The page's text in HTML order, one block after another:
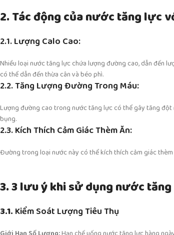
2. Tác động của nước tăng lực
2.1. Lượng Calo Cao:
Nhiều loại nước tăng lực chứa lượng đường cao, dẫn đến
có thể dẫn đến thừa cân và béo phì.
2.2. Tăng Lượng Đường Trong Máu:
Lượng đường cao trong nước tăng lực có thể gây tăng
bụng.
2.3. Kích Thích Cảm Giác Thèm Ăn:
Đường trong loại nước này có thể kích thích cảm giác
3. 3 lưu ý khi sử dụng nước
3.1. Kiểm Soát Lượng Tiêu Thụ